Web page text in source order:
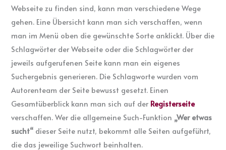
Webseite zu finden sind, kann man verschiedene Wege
gehen. Eine Übersicht kann man sich verschaffen, wenn
man im Menü oben die gewünschte Sorte anklickt. Über die
Schlagwörter der Webseite oder die Schlagwörter der
jeweils aufgerufenen Seite kann man ein eigenes
Suchergebnis generieren. Die Schlagworte wurden vom
Autorenteam der Seite bewusst gesetzt. Einen
Gesamtüberblick kann man sich auf der Registerseite
verschaffen. Wer die allgemeine Such-Funktion „Wer etwas
sucht“ dieser Seite nutzt, bekommt alle Seiten aufgeführt,
die das jeweilige Suchwort beinhalten.